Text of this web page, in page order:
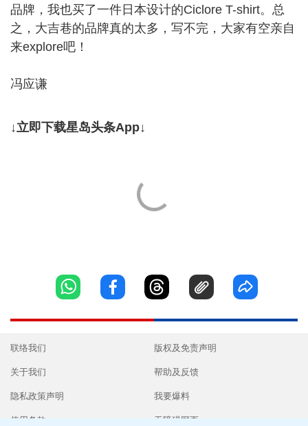
品牌，我也买了一件日本设计的Ciclore T-shirt。总
之，大吉巷的品牌真的太多，写不完，大家有空亲自
来explore吧！
冯应谦
↓立即下载星岛头条App↓
联络我们
关于我们
隐私政策声明
使用条款
版权及免责声明
帮助及反馈
我要爆料
无障碍网页